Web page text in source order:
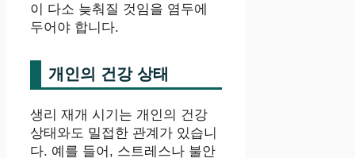
이 다소 늦춰질 것임을 염두에
두어야 합니다.
개인의 건강 상태
생리 재개 시기는 개인의 건강
상태와도 밀접한 관계가 있습니
다. 예를 들어, 스트레스나 불안